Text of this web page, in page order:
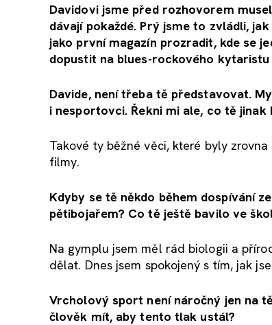
Davidovi jsme před rozhovorem
dávají pokaždé. Prý jsme to zvládli,
jako první magazín prozradit, kde se
dopustit na blues-rockového kytaristu
Davide, není třeba tě představovat.
i nesportovci. Řekni mi ale, co tě jinak
Takové ty běžné věci, které byly
filmy.
Kdyby se tě někdo během dospívání
pětibojařem? Co tě ještě bavilo ve
Na gymplu jsem měl rád biologii a
dělat. Dnes jsem spokojený s tím, jak
Vrcholový sport není náročný jen na
člověk mít, aby tento tlak ustál?